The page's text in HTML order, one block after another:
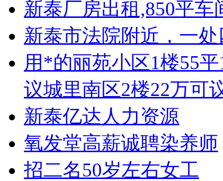
新泰厂房出租,850平
新泰市法院附近，一
用*的丽苑小区1楼55
议城里南区2楼22万可
新泰亿达人力资源
氧发堂高薪诚聘染养师
招二名50岁左右女工